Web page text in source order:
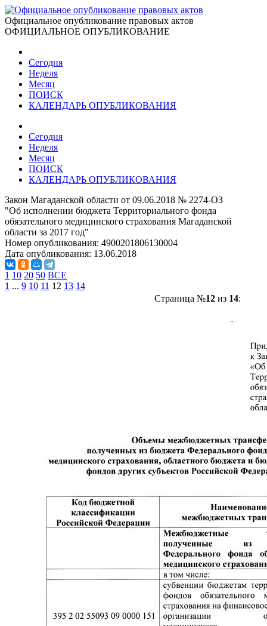
Официальное опубликование правовых актов
ОФИЦИАЛЬНОЕ ОПУБЛИКОВАНИЕ
Сегодня
Неделя
Месяц
ПОИСК
КАЛЕНДАРЬ ОПУБЛИКОВАНИЯ
Сегодня
Неделя
Месяц
ПОИСК
КАЛЕНДАРЬ ОПУБЛИКОВАНИЯ
Закон Магаданской области от 09.06.2018 № 2274-ОЗ
"Об исполнении бюджета Территориального фонда
обязательного медицинского страхования Магаданской
области за 2017 год"
Номер опубликования: 4900201806130004
Дата опубликования: 13.06.2018
1 10 20 50 ВСЕ
1 ... 9 10 11 12 13 14
Страница №12из 14: